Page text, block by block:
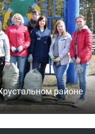
районе